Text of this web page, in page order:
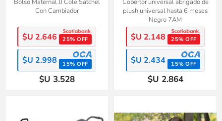
Bolso Maternal JJ Cole Satchel
Con Cambiador
$U 2.646 25% OFF
$U 2.998 15% OFF
$U 3.528
Cobertor universal abrigado de
plush universal hasta 6 meses
Negro 7AM
$U 2.148 25% OFF
$U 2.434 15% OFF
$U 2.864